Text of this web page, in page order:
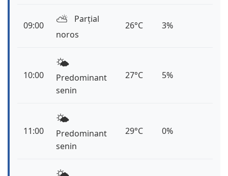
09:00 ⛅️
Parțial
noros
26°C 3%
10:00
🌤️
Predominant
senin
27°C 5%
11:00
🌤️
Predominant
senin
29°C 0%